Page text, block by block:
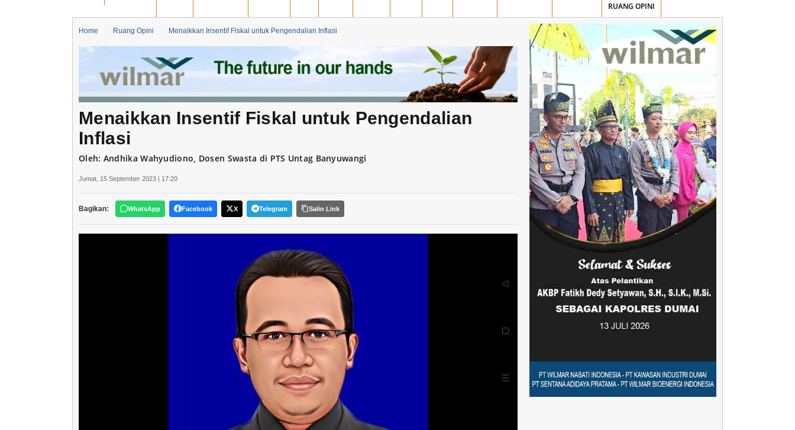
RUANG OPINI
Home Ruang Opini Menaikkan Insentif Fiskal untuk Pengendalian Inflasi
Menaikkan Insentif Fiskal untuk Pengendalian
Inflasi
Oleh: Andhika Wahyudiono, Dosen Swasta di PTS Untag Banyuwangi
Jumat, 15 September 2023 | 17:20
Bagikan: WhatsApp Facebook X Telegram Salin Link